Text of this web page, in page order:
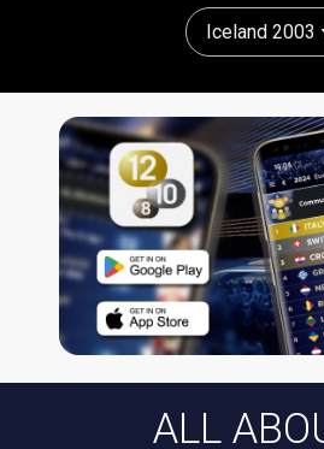
Iceland 2003
ALL